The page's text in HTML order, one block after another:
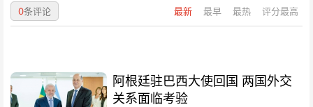
最新 最早 最热 评分最高
0条评论
阿根廷驻巴西大使回国 两国外交
关系面临考验